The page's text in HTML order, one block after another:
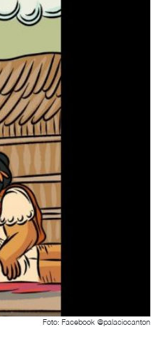
Foto: Facebook @palaciocanton